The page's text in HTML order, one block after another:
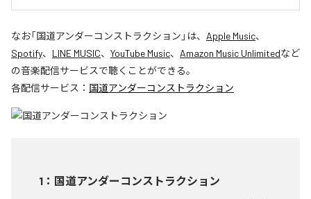
なお「国道アンダーコンストラクション 」は、 Apple Music、
Spotify、 LINE MUSIC、 YouTube Music、 Amazon Music Unlimitedなど
の音楽配信サービスで聴くことができる。
各配信サービス： 国道アンダーコンストラクション
1 ： 国道アンダーコンストラクション